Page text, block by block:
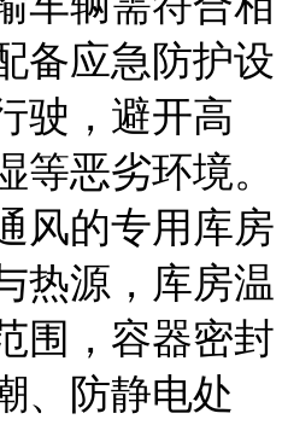
备应急防护设
驶，避开高
等恶劣环境。
风的专用库房
热源，库房温
围，容器密封
、防静电处